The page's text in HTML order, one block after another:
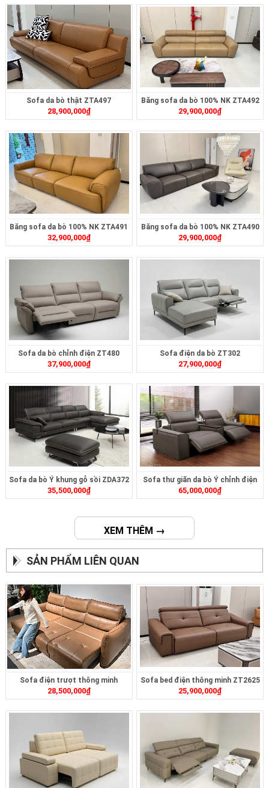
Sofa da bò thật ZTA497
28,900,000₫
Băng sofa da bò 100% NK ZTA492
29,900,000₫
Băng sofa da bò 100% NK ZTA491
32,900,000₫
Băng sofa da bò 100% NK ZTA490
29,900,000₫
Sofa da bò chỉnh điện ZT480
37,900,000₫
Sofa điện da bò ZT302
27,900,000₫
Sofa da bò Ý khung gỗ sồi ZDA372
35,500,000₫
Sofa thư giãn da bò Ý chỉnh điện
ZDA1562
65,000,000₫
XEM THÊM →
SẢN PHẨM LIÊN QUAN
Sofa điện trượt thông minh
ZT2628
28,500,000₫
Sofa bed điện thông minh ZT2625
25,900,000₫